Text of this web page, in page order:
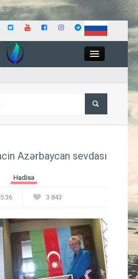
İqtisadiyyat
Güney Azərbaycan
Mədəniyyət
Azərbaycan sevdası
Hadisə
3 843